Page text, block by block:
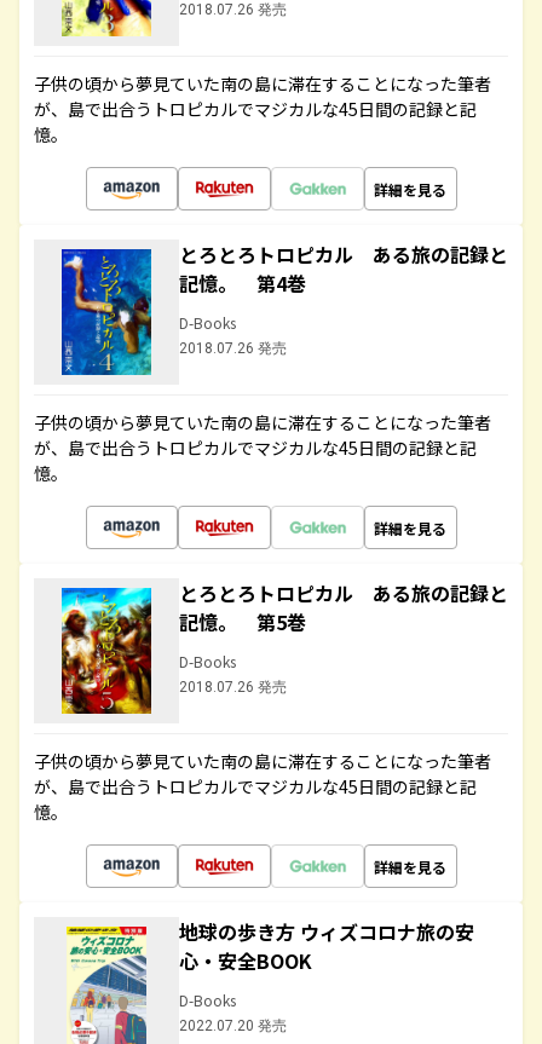
2018.07.26 発売
子供の頃から夢見ていた南の島に滞在することになった筆者
が、島で出合うトロピカルでマジカルな45日間の記録と記
憶。
詳細を見る
とろとろトロピカル ある旅の記録と
記憶。 第4巻
D-Books
2018.07.26 発売
子供の頃から夢見ていた南の島に滞在することになった筆者
が、島で出合うトロピカルでマジカルな45日間の記録と記
憶。
詳細を見る
とろとろトロピカル ある旅の記録と
記憶。 第5巻
D-Books
2018.07.26 発売
子供の頃から夢見ていた南の島に滞在することになった筆者
が、島で出合うトロピカルでマジカルな45日間の記録と記
憶。
詳細を見る
地球の歩き方 ウィズコロナ旅の安
心・安全BOOK
D-Books
2022.07.20 発売